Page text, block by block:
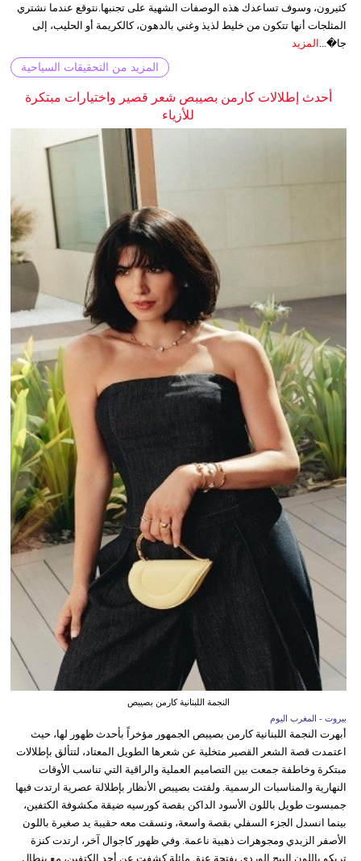
كثيرون، وسوف تساعدك هذه الوصفات الشهية على تجنبها.نتوقع عندما نشتري
المثلجات أنها تتكون من خليط لذيذ وغني بالدهون، كالكريمة أو الحليب، إلى
جا�... المزيد
المزيد من التحقيقات السياحية
أحدث إطلالات كارمن بصيبص شعر قصير واختيارات مبتكرة
للأزياء
النجمة اللبنانية كارمن بصيبص
بيروت - المغرب اليوم
أبهرت النجمة اللبنانية كارمن بصيبص الجمهور مؤخراً بأحدث ظهور لها، حيث
اعتمدت قصة الشعر القصير متخلية عن شعرها الطويل المعتاد، لتتألق بإطلالات
مبتكرة وخاطفة جمعت بين التصاميم العملية والراقية التي تناسب الأوقات
النهارية والمناسبات الرسمية. ولفتت بصيبص الأنظار بإطلالة عصرية ارتدت فيها
جمبسوت طويل باللون الأسود الداكن بقصة كورسيه ضيقة مكشوفة الكتفين،
بينما انسدل الجزء السفلي بقصة واسعة، ونسقت معه حقيبة يد صغيرة باللون
الأصفر الزبدي ومجوهرات ذهبية ناعمة. وفي ظهور كاجوال آخر، ارتدت كنزة
تريكو باللون البيج الوردي بفتحة عنق مائلة كشفت عن أحد الكتفين، مع بنطال